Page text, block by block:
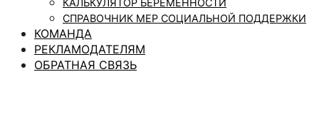
КАЛЬКУЛЯТОР БЕРЕМЕННОСТИ
СПРАВОЧНИК МЕР СОЦИАЛЬНОЙ ПОДДЕРЖКИ
КОМАНДА
РЕКЛАМОДАТЕЛЯМ
ОБРАТНАЯ СВЯЗЬ